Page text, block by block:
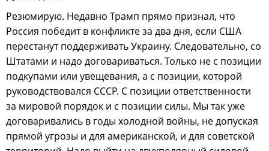
Резюмирую. Недавно Трамп прямо признал, что
Россия победит в конфликте за два дня, если США
перестанут поддерживать Украину. Следовательно, со
Штатами и надо договариваться. Только не с позиции
подкупами или увещевания, а с позиции, которой
руководствовался СССР. С позиции ответственности
за мировой порядок и с позиции силы. Мы так уже
договаривались в годы холодной войны, не допуская
прямой угрозы и для американской, и для советской